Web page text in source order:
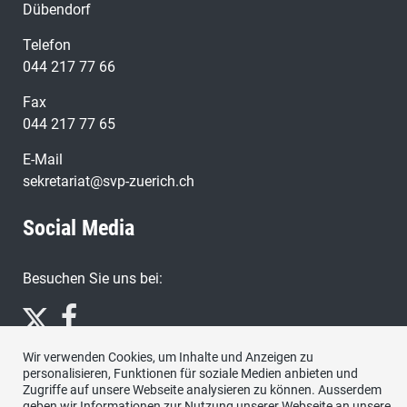
Dübendorf
Telefon
044 217 77 66
Fax
044 217 77 65
E-Mail
sekretariat@svp-zuerich.ch
Social Media
Besuchen Sie uns bei:
Wir verwenden Cookies, um Inhalte und Anzeigen zu
personalisieren, Funktionen für soziale Medien anbieten und
Zugriffe auf unsere Webseite analysieren zu können. Ausserdem